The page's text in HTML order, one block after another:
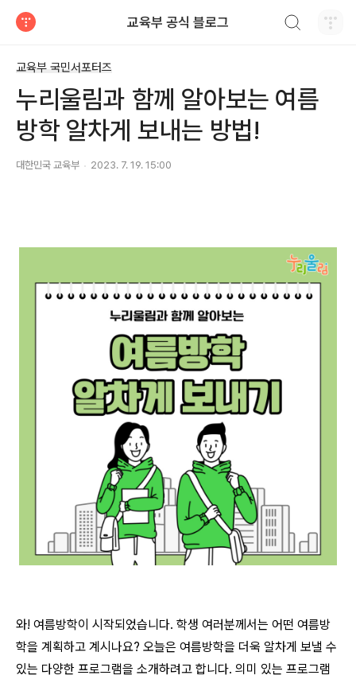
교육부 공식 블로그
교육부 국민서포터즈
누리울림과 함께 알아보는 여름
방학 알차게 보내는 방법!
대한민국 교육부 2023. 7. 19. 15:00
와! 여름방학이 시작되었습니다. 학생 여러분께서는 어떤 여름방
학을 계획하고 계시나요? 오늘은 여름방학을 더욱 알차게 보낼 수
있는 다양한 프로그램을 소개하려고 합니다. 의미 있는 프로그램